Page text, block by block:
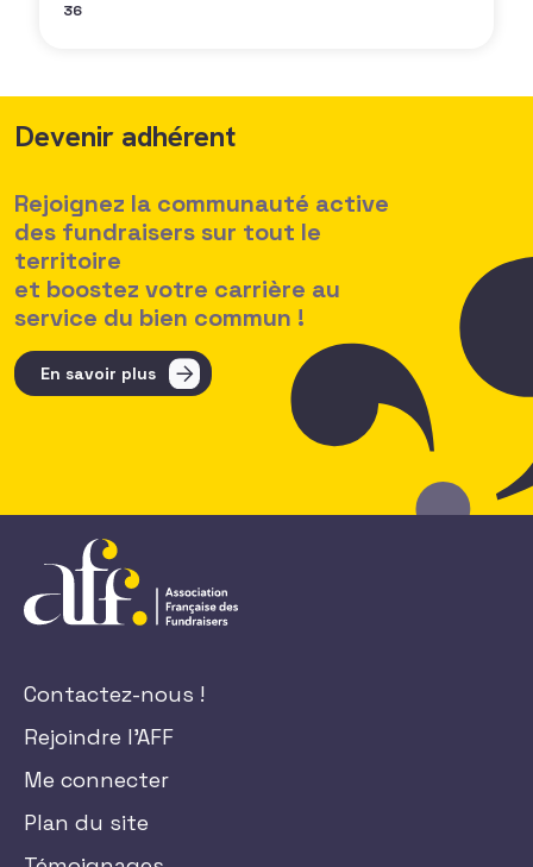
36
Devenir adhérent
Rejoignez la communauté active
des fundraisers sur tout le
territoire
et boostez votre carrière au
service du bien commun !
En savoir plus
Contactez-nous !
Rejoindre l'AFF
Me connecter
Plan du site